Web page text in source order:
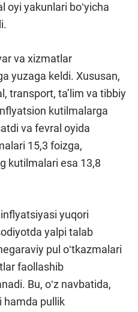
oyi yakunlari boʻyicha
va xizmatlar
yuzaga keldi. Xususan,
transport, ta’lim va tibbiy
kutilmalarga
va fevral oyida
15,3 foizga,
kutilmalari esa 13,8
yuqori
yalpi talab
pul oʻtkazmalari
faollashib
Bu, oʻz navbatida,
hamda pullik